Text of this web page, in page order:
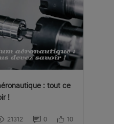
: tout ce
!
21312 0 10